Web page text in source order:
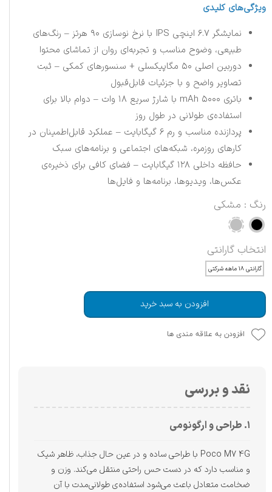
ویژگی‌های کلیدی
نمایشگر ۶.۷ اینچی IPS با نرخ نوسازی ۹۰ هرتز – رنگ‌های
طبیعی، وضوح مناسب و تجربه‌ای روان از تماشای محتوا
دوربین اصلی ۵۰ مگاپیکسلی + سنسورهای کمکی – ثبت
تصاویر واضح و با جزئیات قابل‌قبول
باتری ۵۰۰۰ mAh با شارژ سریع ۱۸ وات – دوام بالا برای
استفاده‌ی طولانی در طول روز
پردازنده مناسب و رم ۶ گیگابایت – عملکرد قابل‌اطمینان در
کارهای روزمره، شبکه‌های اجتماعی و برنامه‌های سبک
حافظه داخلی ۱۲۸ گیگابایت – فضای کافی برای ذخیره‌ی
عکس‌ها، ویدیوها، برنامه‌ها و فایل‌ها
رنگ : مشکی
انتخاب گارانتی
گارانتی ۱۸ ماهه شرکتی
افزودن به سبد خرید
افزودن به علاقه مندی ها
نقد و بررسی
۱. طراحی و ارگونومی
Poco M7 4G با طراحی ساده و در عین حال جذاب، ظاهر شیک
و مناسب دارد که در دست حس راحتی منتقل می‌کند. وزن و
ضخامت متعادل باعث می‌شود استفاده‌ی طولانی‌مدت با آن